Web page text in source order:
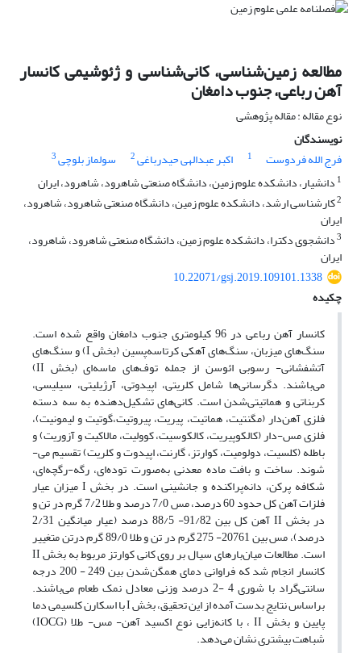
مطالعه زمین‌شناسی، کانی‌شناسی و ژئوشیمی کانسار
آهن رباعی، جنوب دامغان
نوع مقاله : مقاله پژوهشی
نویسندگان
فرج الله فردوست
1 اکبر عبدالهی حیدرباغی2 سولماز بلوچی3
1 دانشیار، دانشکده علوم زمین، دانشگاه صنعتی شاهرود، شاهرود، ایران
2کارشناسی ارشد، دانشکده علوم زمین، دانشگاه صنعتی شاهرود، شاهرود،
ایران
3دانشجوی دکترا، دانشکده علوم زمین، دانشگاه صنعتی شاهرود، شاهرود،
ایران
10.22071/gsj.2019.109101.1338
چکیده
کانسار آهن رباعی در 96 کیلومتری جنوب دامغان واقع شده است.
سنگ‌های میزبان، سنگ‌های آهکی کرتاسه‌پسین (بخش I) و سنگ‌های
آتشفشانی- رسوبی ائوسن از جمله توف‌های ماسه‌ای (بخش II)
می‌باشند. دگرسانی‌ها شامل کلریتی، اپیدوتی، آرژیلیتی، سیلیسی،
کربناتی و هماتیتی‌شدن است. کانی‌های تشکیل‌دهنده‌ به سه دسته
فلزی آهن‌دار (مگنتیت، هماتیت، پیریت، پیروتیت،گوتیت و لیمونیت)،
فلزی مس-دار (کالکوپیریت، کالکوسیت، کوولیت، مالاکیت و آزوریت) و
باطله (کلسیت، دولومیت، کوارتز، گارنت، اپیدوت و کلریت) تقسیم‌ می-
شوند. ساخت و بافت ماده معدنی به‌صورت توده‌ای، رگه‌-رگچه‌ای،
شکافه پرکن، دانه‌پراکنده و جانشینی است. در بخش I میزان عیار
فلزات آهن کل حدود 60 درصد، مس 7/0 درصد و طلا 7/2 گرم در تن و
در بخش II آهن کل بین 91/82- 88/5 درصد (عیار میانگین 2/31
درصد)، مس بین 20761- 275 گرم در تن و طلا 89/0 گرم درتن متغییر
است. مطالعات میان‌بارهای سیال بر روی کانی کوارتز مربوط به بخش II
کانسار انجام شد که فراوانی دمای همگن‌شدن بین 249 - 200 درجه
سانتی‌گراد با شوری 4 -2 درصد وزنی معادل نمک طعام می‌باشند.
براساس نتایج بدست آمده از این تحقیق، بخش I با اسکارن کلسیمی دما
پایین و بخش II ، با کانه‌زایی نوع اکسید آهن- مس- طلا (IOCG)
شباهت بیشتری نشان می‌دهد.